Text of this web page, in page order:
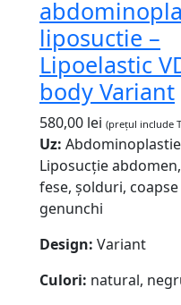
liposuctie –
Lipoelastic
body Variant
580,00 lei (prețul include
Uz:
Liposucție abdomen,
fese, șolduri, coapse
genunchi
Design: Variant
Culori: natural,